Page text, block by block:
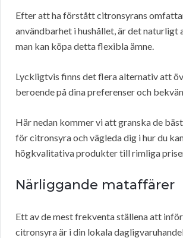
Efter att ha förstått citronsyrans
användbarhet i hushållet, är det naturligt
man kan köpa detta flexibla ämne.
Lyckligtvis finns det flera alternativ att
beroende på dina preferenser och
Här nedan kommer vi att granska de
för citronsyra och vägleda dig i hur du
högkvalitativa produkter till rimliga
Närliggande mataffärer
Ett av de mest frekventa ställena att
citronsyra är i din lokala